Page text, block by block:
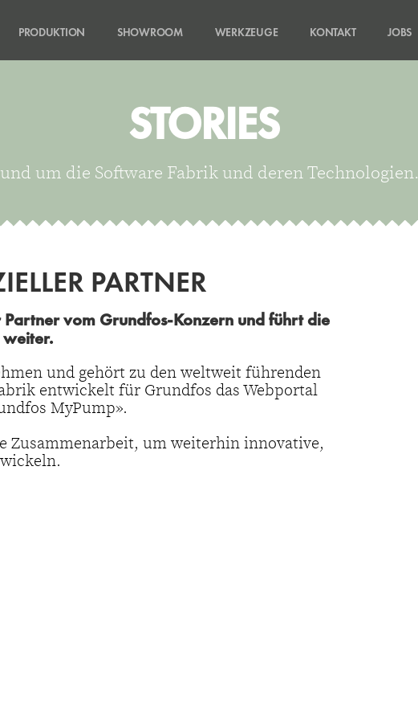
PRODUKTION SHOWROOM WERKZEUGE KONTAKT JOBS
STORIES
um die Software Fabrik und deren Technologien.
PARTNER
vom Grundfos-Konzern und führt die
und gehört zu den weltweit führenden
entwickelt für Grundfos das Webportal
MyPump».
Zusammenarbeit, um weiterhin innovative,